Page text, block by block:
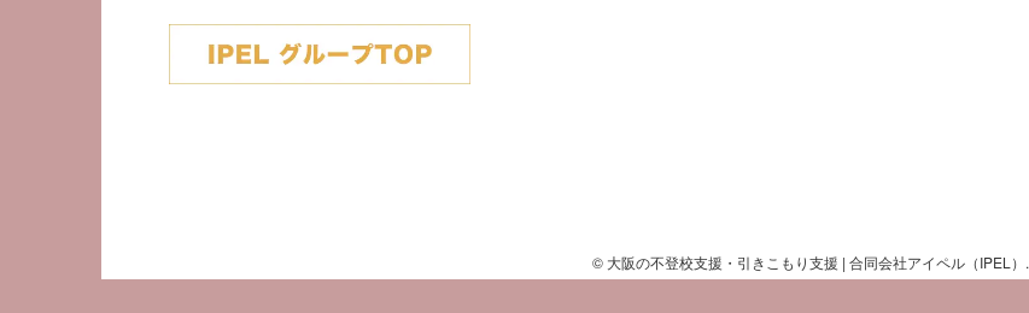
© 大阪の不登校支援・引きこもり支援 | 合同会社アイペル（IPEL）.